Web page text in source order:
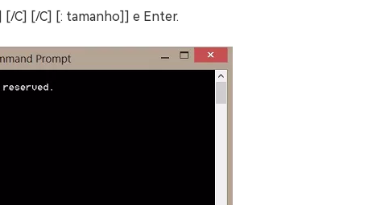
C] [/C] [: tamanho]] e Enter.